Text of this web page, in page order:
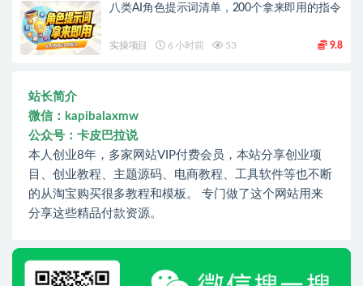
八类AI角色提示词清单，200个拿来即用的指令
实操项目 6 小时前 53 9.8
站长简介
微信：kapibalaxmw
公众号：卡皮巴拉说
本人创业8年，多家网站VIP付费会员，本站分享创业项
目、创业教程、主题源码、电商教程、工具软件等也不断
的从淘宝购买很多教程和模板。 专门做了这个网站用来
分享这些精品付款资源。